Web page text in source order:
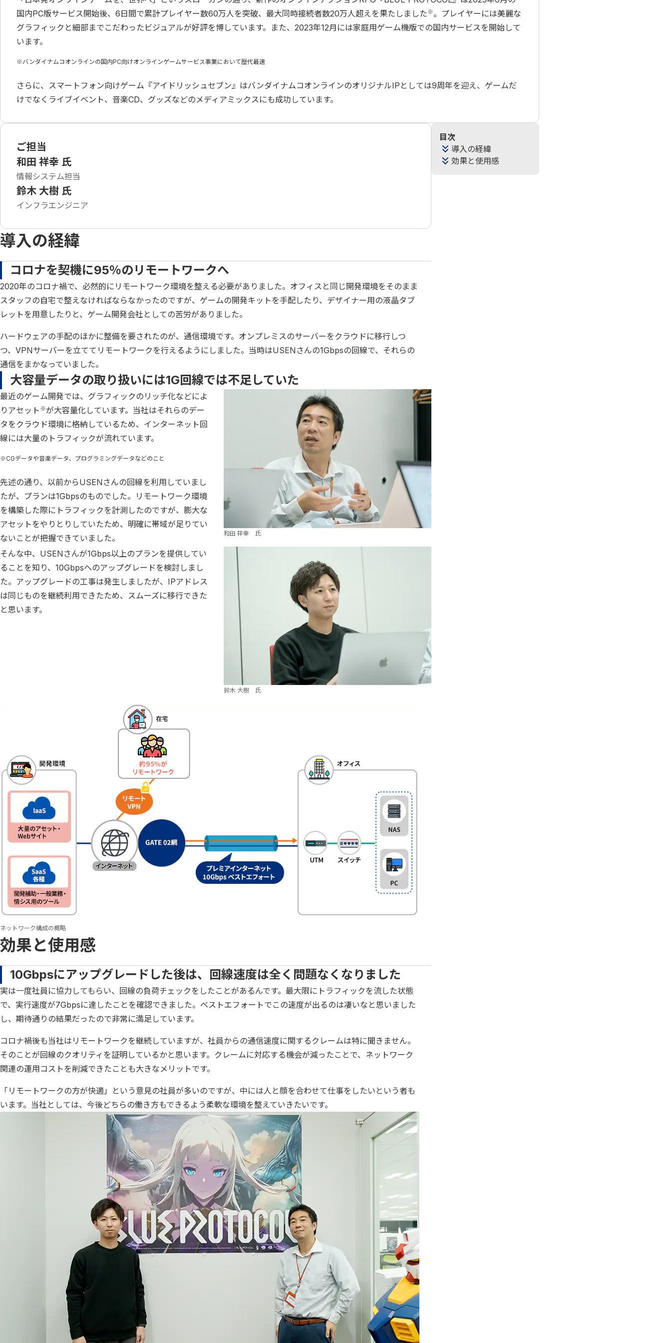
国内PC版サービス開始後、6日間で累計プレイヤー数60万人を突破、最大同時接続者数20万人超えを果たしました※。プレイヤーには美麗な
グラフィックと細部までこだわったビジュアルが好評を博しています。また、2023年12月には家庭用ゲーム機版での国内サービスを開始して
います。
※バンダイナムコオンラインの国内PC向けオンラインゲームサービス事業において歴代最速
さらに、スマートフォン向けゲーム『アイドリッシュセブン』はバンダイナムコオンラインのオリジナルIPとしては9周年を迎え、ゲームだ
けでなくライブイベント、音楽CD、グッズなどのメディアミックスにも成功しています。
目次
導入の経緯
効果と使用感
ご担当
和田 祥幸 氏
情報システム担当
鈴木 大樹 氏
インフラエンジニア
導入の経緯
コロナを契機に95％のリモートワークへ
2020年のコロナ禍で、必然的にリモートワーク環境を整える必要がありました。オフィスと同じ開発環境をそのまま
スタッフの自宅で整えなければならなかったのですが、ゲームの開発キットを手配したり、デザイナー用の液晶タブ
レットを用意したりと、ゲーム開発会社としての苦労がありました。
ハードウェアの手配のほかに整備を要されたのが、通信環境です。オンプレミスのサーバーをクラウドに移行しつ
つ、VPNサーバーを立ててリモートワークを行えるようにしました。当時はUSENさんの1Gbpsの回線で、それらの
通信をまかなっていました。
大容量データの取り扱いには1G回線では不足していた
和田 祥幸 氏
最近のゲーム開発では、グラフィックのリッチ化などによ
りアセット ※が大容量化しています。当社はそれらのデー
タをクラウド環境に格納しているため、インターネット回
線には大量のトラフィックが流れています。
※CGデータや音楽データ、プログラミングデータなどのこと
先述の通り、以前からUSENさんの回線を利用していまし
たが、プランは1Gbpsのものでした。リモートワーク環境
を構築した際にトラフィックを計測したのですが、膨大な
アセットをやりとりしていたため、明確に帯域が足りてい
ないことが把握できていました。
鈴木 大樹 氏
そんな中、USENさんが1Gbps以上のプランを提供してい
ることを知り、10Gbpsへのアップグレードを検討しまし
た。アップグレードの工事は発生しましたが、IPアドレス
は同じものを継続利用できたため、スムーズに移行できた
と思います。
ネットワーク構成の概略
効果と使用感
10Gbpsにアップグレードした後は、回線速度は全く問題なくなりました
実は一度社員に協力してもらい、回線の負荷チェックをしたことがあるんです。最大限にトラフィックを流した状態
で、実行速度が7Gbpsに達したことを確認できました。ベストエフォートでこの速度が出るのは凄いなと思いました
し、期待通りの結果だったので非常に満足しています。
コロナ禍後も当社はリモートワークを継続していますが、社員からの通信速度に関するクレームは特に聞きません。
そのことが回線のクオリティを証明しているかと思います。クレームに対応する機会が減ったことで、ネットワーク
関連の運用コストを削減できたことも大きなメリットです。
「リモートワークの方が快適」という意見の社員が多いのですが、中には人と顔を合わせて仕事をしたいという者も
います。当社としては、今後どちらの働き方もできるよう柔軟な環境を整えていきたいです。